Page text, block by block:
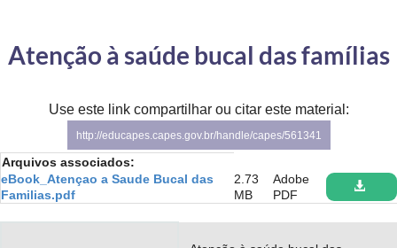
Controladoria-Geral da União
Secretaria de Governo
Atenção à saúde bucal das famílias
Use este link compartilhar ou citar este material:
http://educapes.capes.gov.br/handle/capes/561341
Arquivos associados:
eBook_Atençao a Saude Bucal das
Familias.pdf
2.73
MB
Adobe
PDF